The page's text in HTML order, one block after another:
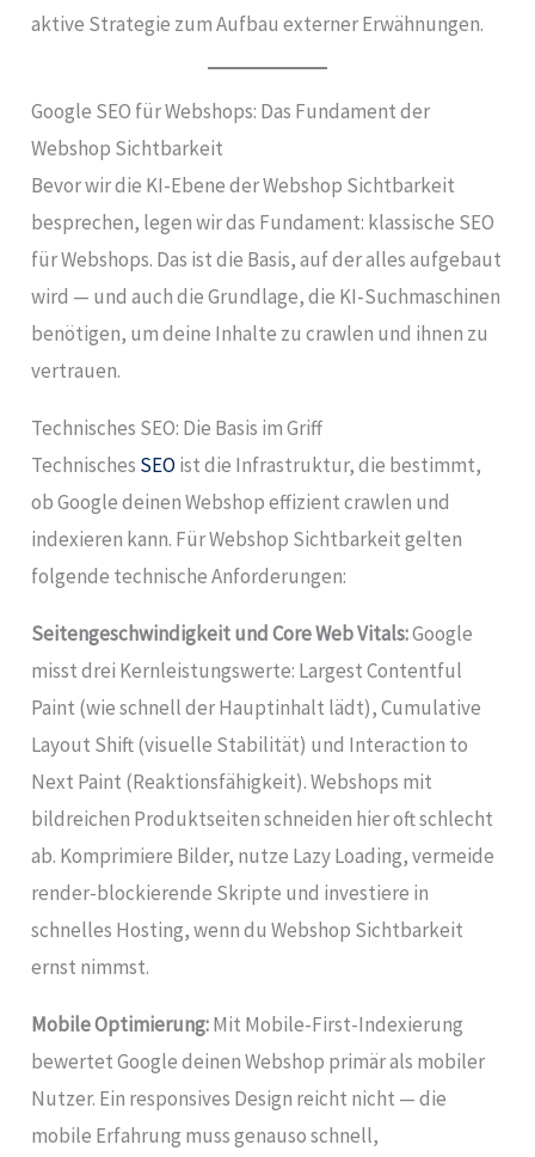
aktive Strategie zum Aufbau externer Erwähnungen.
Google SEO für Webshops: Das Fundament der
Webshop Sichtbarkeit
Bevor wir die KI-Ebene der Webshop Sichtbarkeit
besprechen, legen wir das Fundament: klassische SEO
für Webshops. Das ist die Basis, auf der alles aufgebaut
wird — und auch die Grundlage, die KI-Suchmaschinen
benötigen, um deine Inhalte zu crawlen und ihnen zu
vertrauen.
Technisches SEO: Die Basis im Griff
Technisches SEO ist die Infrastruktur, die bestimmt,
ob Google deinen Webshop effizient crawlen und
indexieren kann. Für Webshop Sichtbarkeit gelten
folgende technische Anforderungen:
Seitengeschwindigkeit und Core Web Vitals:Google
misst drei Kernleistungswerte: Largest Contentful
Paint (wie schnell der Hauptinhalt lädt), Cumulative
Layout Shift (visuelle Stabilität) und Interaction to
Next Paint (Reaktionsfähigkeit). Webshops mit
bildreichen Produktseiten schneiden hier oft schlecht
ab. Komprimiere Bilder, nutze Lazy Loading, vermeide
render-blockierende Skripte und investiere in
schnelles Hosting, wenn du Webshop Sichtbarkeit
ernst nimmst.
Mobile Optimierung:Mit Mobile-First-Indexierung
bewertet Google deinen Webshop primär als mobiler
Nutzer. Ein responsives Design reicht nicht — die
mobile Erfahrung muss genauso schnell,